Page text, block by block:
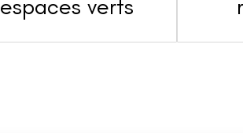
espaces verts